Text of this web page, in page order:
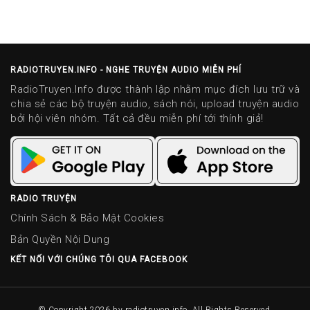
RADIOTRUYEN.INFO - NGHE TRUYỆN AUDIO MIỄN PHÍ
RadioTruyen.Info được thành lập nhằm mục đích lưu trữ và
chia sẻ các bộ truyện audio, sách nói, upload truyện audio
bởi hội viên nhóm. Tất cả đều miễn phí tới thính giả!
RADIO TRUYỆN
Chính Sách & Bảo Mật Cookies
Bản Quyền Nội Dung
KẾT NỐI VỚI CHÚNG TÔI QUA FACEBOOK